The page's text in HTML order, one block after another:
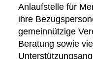
Anlaufstelle für
ihre
gemeinnützige
Beratung sowie